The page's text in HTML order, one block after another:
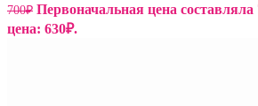
700₽ Первоначальная цена составляла
цена: 630₽.